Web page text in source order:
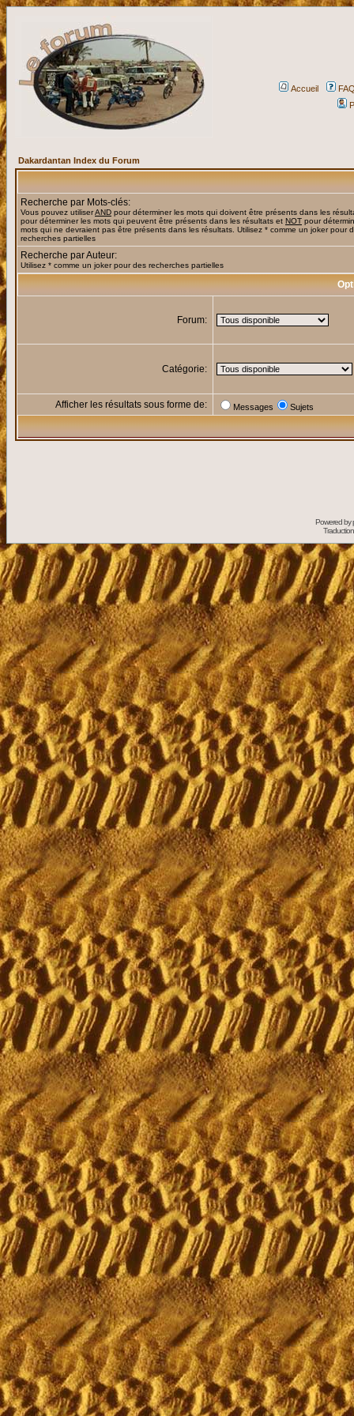
Accueil
Dakardantan Index du Forum
Recherche par Mots-clés:
Vous pouvez utiliserAND pour déterminer les mots qui doivent être présents dans les
pour déterminer les mots qui peuvent être présents dans les résultats et NOT pour
mots qui ne devraient pas être présents dans les résultats. Utilisez * comme un joker pour
recherches partielles
Recherche par Auteur:
Utilisez * comme un joker pour des recherches partielles
Forum:
Catégorie:
Afficher les résultats sous forme de: Messages Sujets
Powered by